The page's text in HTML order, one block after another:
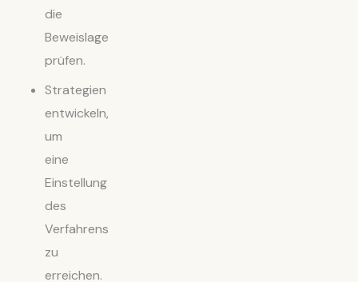
die
Beweislage
prüfen.
Strategien
entwickeln,
um
eine
Einstellung
des
Verfahrens
zu
erreichen.